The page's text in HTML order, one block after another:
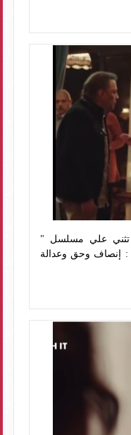
مرسى تثني علي مسلسل "
: إنصاف وحق وعدالة